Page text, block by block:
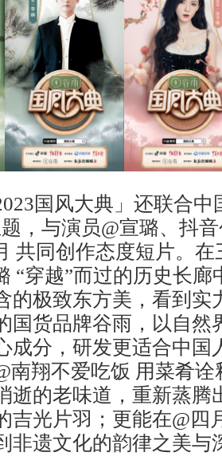
国风大典」还联合中
，与演员@宣璐、抖
共同创作态度短片。
“穿越”而过的历史长
的极致东方美，看到实
国货品牌谷雨，以自然
成分，研发更适合中国
南翔不爱吃饭 用菜肴
逝的老味道，重新蒸腾
吉光片羽；更能在@四
非遗文化的韵律之美与